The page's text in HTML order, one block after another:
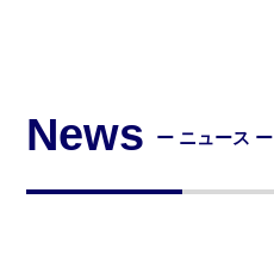
News ー ニュース ー